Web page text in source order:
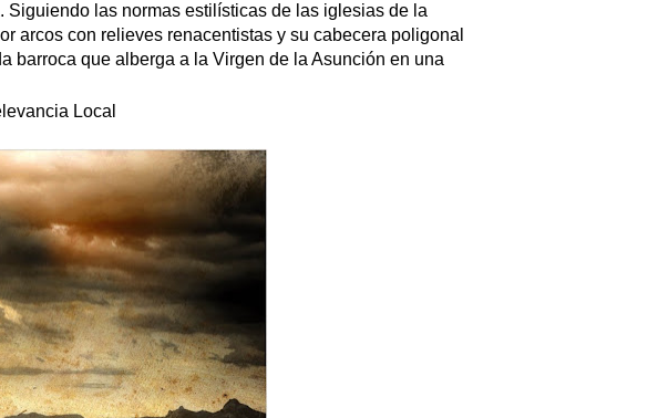
las normas estilísticas de las iglesias de la
arcos con relieves renacentistas y su cabecera poligonal
barroca que alberga a la Virgen de la Asunción en una
Local